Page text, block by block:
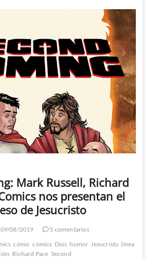
Mark Russell, Richard
nos presentan el
de Jesucristo
09/08/2019
5 comentarios
cómic comics Dios humor Jesucristo linea
Richard Pace Second